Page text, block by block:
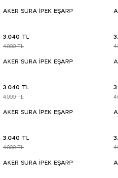
AKER SURA İPEK EŞARP
3.040 TL
4.000 TL
AKER SURA İPEK EŞARP
3.040 TL
4.000 TL
AKER SURA İPEK EŞARP
3.040 TL
4.000 TL
AKER SURA İPEK EŞARP